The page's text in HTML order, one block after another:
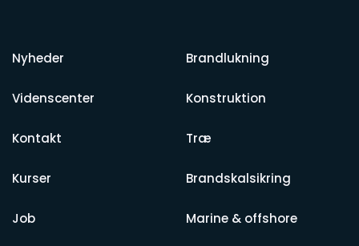
Nyheder
Videnscenter
Kontakt
Kurser
Job
Brandlukning
Konstruktion
Træ
Brandskalsikring
Marine & offshore